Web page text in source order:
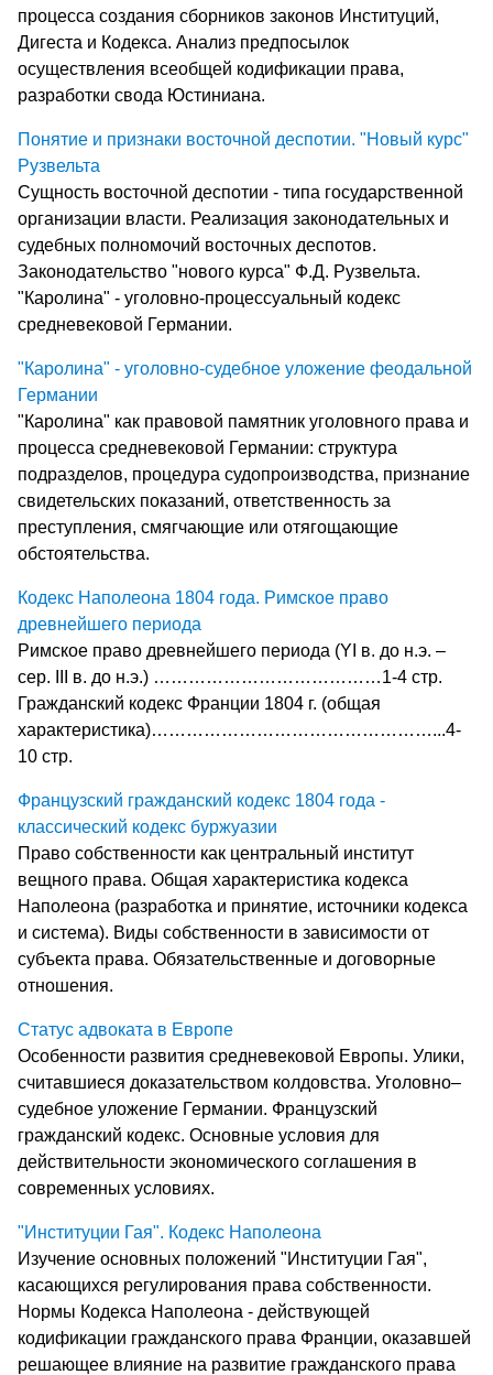
процесса создания сборников законов Институций,
Дигеста и Кодекса. Анализ предпосылок
осуществления всеобщей кодификации права,
разработки свода Юстиниана.
Понятие и признаки восточной деспотии. "Новый курс"
Рузвельта
Сущность восточной деспотии - типа государственной
организации власти. Реализация законодательных и
судебных полномочий восточных деспотов.
Законодательство "нового курса" Ф.Д. Рузвельта.
"Каролина" - уголовно-процессуальный кодекс
средневековой Германии.
"Каролина" - уголовно-судебное уложение феодальной
Германии
"Каролина" как правовой памятник уголовного права и
процесса средневековой Германии: структура
подразделов, процедура судопроизводства, признание
свидетельских показаний, ответственность за
преступления, смягчающие или отягощающие
обстоятельства.
Кодекс Наполеона 1804 года. Римское право
древнейшего периода
Римское право древнейшего периода (YI в. до н.э. –
сер. III в. до н.э.) …………………………………1-4 стр.
Гражданский кодекс Франции 1804 г. (общая
характеристика)…………………………………………...4-
10 стр.
Французский гражданский кодекс 1804 года -
классический кодекс буржуазии
Право собственности как центральный институт
вещного права. Общая характеристика кодекса
Наполеона (разработка и принятие, источники кодекса
и система). Виды собственности в зависимости от
субъекта права. Обязательственные и договорные
отношения.
Статус адвоката в Европе
Особенности развития средневековой Европы. Улики,
считавшиеся доказательством колдовства. Уголовно–
судебное уложение Германии. Французский
гражданский кодекс. Основные условия для
действительности экономического соглашения в
современных условиях.
"Институции Гая". Кодекс Наполеона
Изучение основных положений "Институции Гая",
касающихся регулирования права собственности.
Нормы Кодекса Наполеона - действующей
кодификации гражданского права Франции, оказавшей
решающее влияние на развитие гражданского права